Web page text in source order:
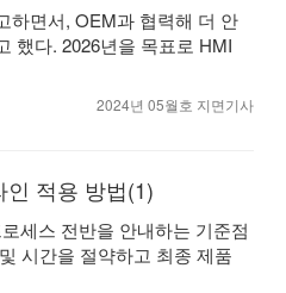
하면서, OEM과 협력해 더 안
했다. 2026년을 목표로 HMI
2024년 05월호 지면기사
적용 방법(1)
세스 전반을 안내하는 기준점
시간을 절약하고 최종 제품